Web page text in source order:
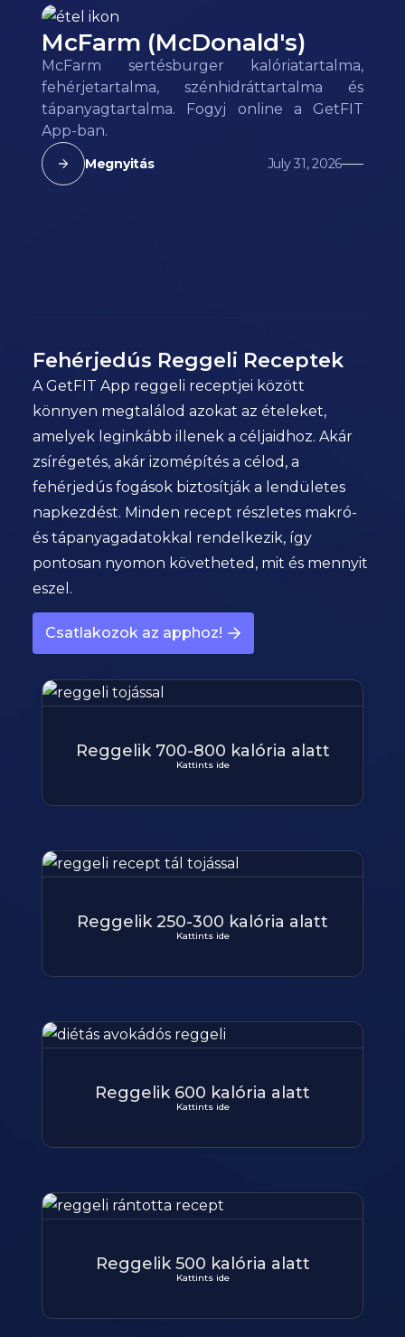
McFarm (McDonald's)
McFarm sertésburger kalóriatartalma,
fehérjetartalma, szénhidráttartalma és
tápanyagtartalma. Fogyj online a GetFIT
App-ban.
Megnyitás July 31, 2026
Fehérjedús Reggeli Receptek
A GetFIT App reggeli receptjei között
könnyen megtalálod azokat az ételeket,
amelyek leginkább illenek a céljaidhoz. Akár
zsírégetés, akár izomépítés a célod, a
fehérjedús fogások biztosítják a lendületes
napkezdést. Minden recept részletes makró-
és tápanyagadatokkal rendelkezik, így
pontosan nyomon követheted, mit és mennyit
eszel.
Csatlakozok az apphoz!
Reggelik 700-800 kalória alatt
Kattints ide
Reggelik 250-300 kalória alatt
Kattints ide
Reggelik 600 kalória alatt
Kattints ide
Reggelik 500 kalória alatt
Kattints ide